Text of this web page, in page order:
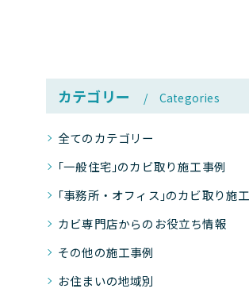
カテゴリー Categories
全てのカテゴリー
｢一般住宅｣のカビ取り施工事例
｢事務所・オフィス｣のカビ取り施
カビ専門店からのお役立ち情報
その他の施工事例
お住まいの地域別